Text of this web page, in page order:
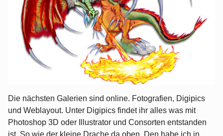
Die nächsten Galerien sind online. Fotografien, Digipics
und Weblayout. Unter Digipics findet ihr alles was mit
Photoshop 3D oder Illustrator und Consorten entstanden
ist. So wie der kleine Drache da oben. Den habe ich in